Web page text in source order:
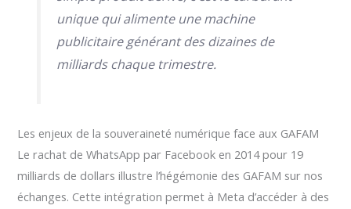
unique qui alimente une machine
publicitaire générant des dizaines de
milliards chaque trimestre.
Les enjeux de la souveraineté numérique face aux GAFAM
Le rachat de WhatsApp par Facebook en 2014 pour 19
milliards de dollars illustre l’hégémonie des GAFAM sur nos
échanges. Cette intégration permet à Meta d’accéder à des